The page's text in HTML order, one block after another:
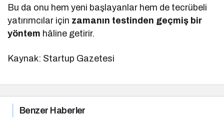
Bu da onu hem yeni başlayanlar hem de tecrübeli
yatırımcılar için zamanın testinden geçmiş bir
yöntem hâline getirir.
Kaynak: Startup Gazetesi
Benzer Haberler